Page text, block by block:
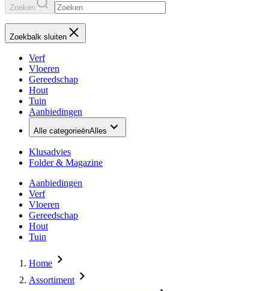
Zoeken
Zoekbalk sluiten
Verf
Vloeren
Gereedschap
Hout
Tuin
Aanbiedingen
Alle categorieënAlles
Klusadvies
Folder & Magazine
Aanbiedingen
Verf
Vloeren
Gereedschap
Hout
Tuin
Home
Assortiment